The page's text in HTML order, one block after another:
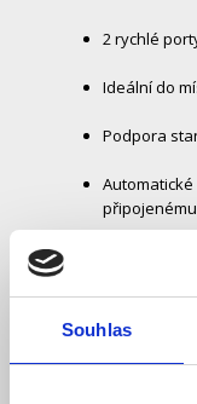
Souhlas
2 rychlé
Ideální do
Podpora
Plug and